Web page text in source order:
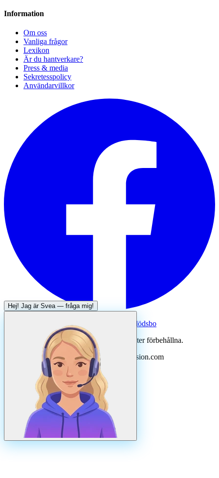
Information
Om oss
Vanliga frågor
Lexikon
Är du hantverkare?
Press & media
Sekretesspolicy
Användarvillkor
Dödsboofferter — hjälp med dödsbo
Svenska Hantverkare. Alla rättigheter förbehållna.
Uppdateradaugusti 2026· Drivs av N3ovision.com
Hej! Jag är Svea— fråga mig!